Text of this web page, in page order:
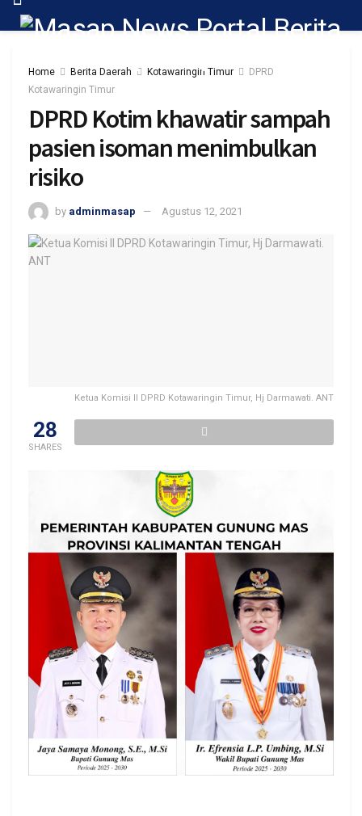
Home Berita Daerah Kotawaringin Timur
DPRD
Kotawaringin Timur
DPRD Kotim khawatir sampah
pasien isoman menimbulkan
risiko
by adminmasap Agustus 12, 2021
Ketua Komisi II DPRD Kotawaringin Timur, Hj Darmawati. ANT
28
SHARES